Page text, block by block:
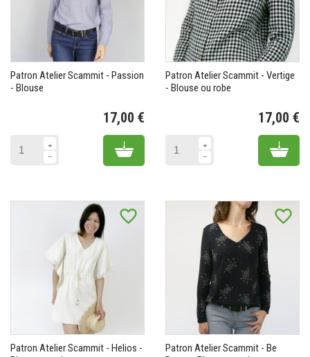
Patron Atelier Scammit - Passion
- Blouse
17,00 €
Add to cart
Patron Atelier Scammit - Vertige
- Blouse ou robe
17,00 €
Add
favorite_border
Patron Atelier Scammit - Helios -
favorite_border
Patron Atelier Scammit - Be